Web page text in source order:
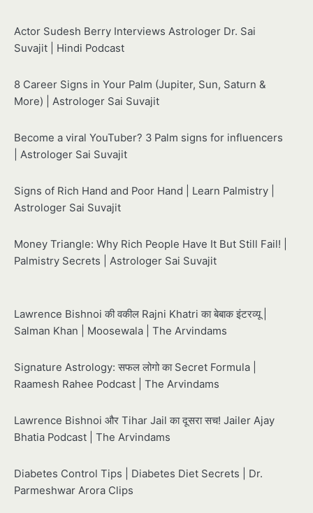
Actor Sudesh Berry Interviews Astrologer Dr. Sai
Suvajit | Hindi Podcast
8 Career Signs in Your Palm (Jupiter, Sun, Saturn &
More) | Astrologer Sai Suvajit
Become a viral YouTuber? 3 Palm signs for influencers
| Astrologer Sai Suvajit
Signs of Rich Hand and Poor Hand | Learn Palmistry |
Astrologer Sai Suvajit
Money Triangle: Why Rich People Have It But Still Fail! |
Palmistry Secrets | Astrologer Sai Suvajit
Lawrence Bishnoi की वकील Rajni Khatri का बेबाक इंटरव्यू |
Salman Khan | Moosewala | The Arvindams
Signature Astrology: सफल लोगो का Secret Formula |
Raamesh Rahee Podcast | The Arvindams
Lawrence Bishnoi और Tihar Jail का दूसरा सच! Jailer Ajay
Bhatia Podcast | The Arvindams
Diabetes Control Tips | Diabetes Diet Secrets | Dr.
Parmeshwar Arora Clips